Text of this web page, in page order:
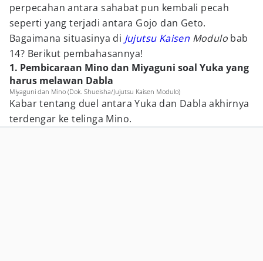
perpecahan antara sahabat pun kembali pecah
seperti yang terjadi antara Gojo dan Geto.
Bagaimana situasinya di Jujutsu Kaisen Modulo bab
14? Berikut pembahasannya!
1. Pembicaraan Mino dan Miyaguni soal Yuka yang
harus melawan Dabla
Miyaguni dan Mino (Dok. Shueisha/Jujutsu Kaisen Modulo)
Kabar tentang duel antara Yuka dan Dabla akhirnya
terdengar ke telinga Mino.